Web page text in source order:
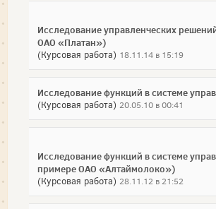
Исследование управленческих
ОАО «Платан»)
(Курсовая работа) 18.11.14 в 15:19
Исследование функций в системе
(Курсовая работа) 20.05.10 в 00:41
Исследование функций в системе
примере ОАО «Алтаймолоко»)
(Курсовая работа) 28.11.12 в 21:52